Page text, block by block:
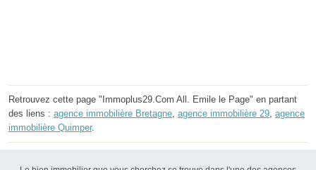
Retrouvez cette page "Immoplus29.Com All. Emile le Page" en partant
des liens : agence immobilière Bretagne, agence immobilière 29, agence
immobilière Quimper.